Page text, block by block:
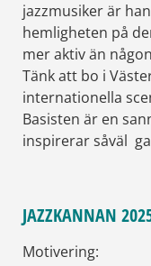
jazzmusiker är
hemligheten på
mer aktiv än
Tänk att bo i
internationella
Basisten är en
inspirerar såväl
JAZZKANNAN
Motivering: